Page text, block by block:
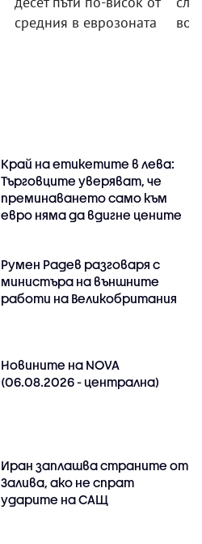
средния в еврозоната
Край на етикетите в лева:
Търговците уверяват, че
преминаването само към
евро няма да вдигне цените
Румен Радев разговаря с
министъра на външните
работи на Великобритания
Новините на NOVA
(06.08.2026 - централна)
Иран заплашва страните от
Залива, ако не спрат
ударите на САЩ